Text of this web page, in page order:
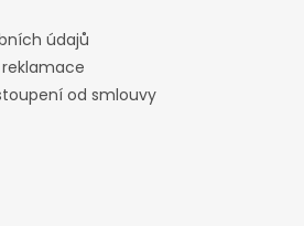
údajů
od smlouvy